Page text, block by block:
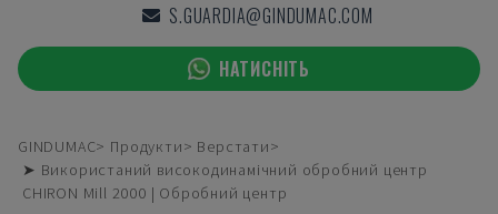
S.GUARDIA@GINDUMAC.COM
НАТИСНІТЬ
GINDUMAC Продукти
Верстати
➤ Використаний високодинамічний обробний центр
CHIRON Mill 2000 | Обробний центр